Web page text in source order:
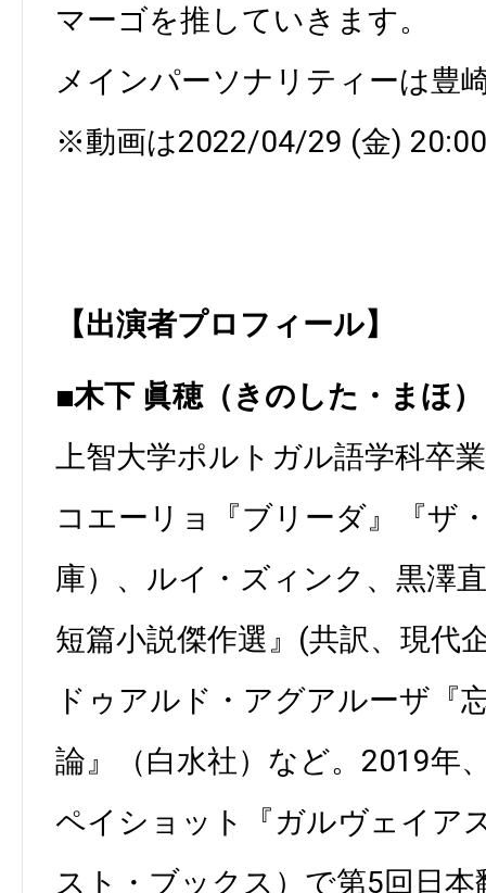
マーゴを推していきます。
メインパーソナリティーは豊
※動画は2022/04/29 (金)
【出演者プロフィール】
■木下 眞穂（きのした・まほ）
上智大学ポルトガル語学科卒
コエーリョ『ブリーダ』『ザ
庫）、ルイ・ズィンク、黒澤
短篇小説傑作選』(共訳、現代
ドゥアルド・アグアルーザ『
論』（白水社）など。2019年
ペイショット『ガルヴェイア
スト・ブックス）で第5回日本